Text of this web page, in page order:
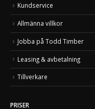
Kundservice
Allmänna villkor
Jobba på Todd Timber
Leasing & avbetalning
Tillverkare
PRISER